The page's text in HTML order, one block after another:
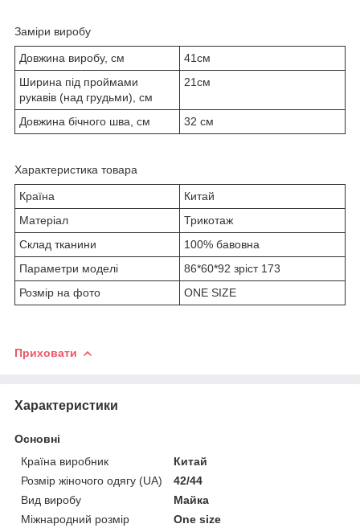
Заміри виробу
Довжина виробу, см
41см
Ширина під проймами
рукавів (над грудьми), см
21см
Довжина бічного шва, см 32 см
Характеристика товара
Країна
Китай
Матеріал
Трикотаж
Склад тканини
100% бавовна
Параметри моделі
86*60*92 зріст 173
Розмір на фото
ONE SIZE
Приховати
Характеристики
Основні
Країна виробник
Китай
Розмір жіночого одягу (UA)
42/44
Вид виробу
Майка
Міжнародний розмір
One size